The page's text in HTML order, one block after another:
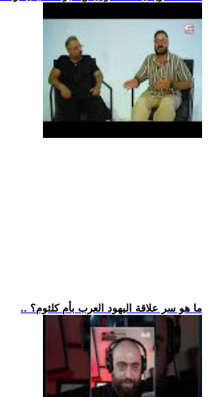
.. ما هو سر علاقة اليهود العرب بأم كلثوم؟